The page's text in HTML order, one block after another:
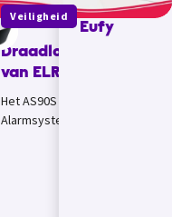
Veiligheid
Draadloos alarm
van ELRO
Het AS90S Home+
Alarmsysteem van ELRO is
alarm van
Eufy